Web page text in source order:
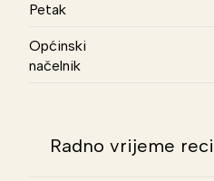
Petak
Općinski
načelnik
Radno vrijeme